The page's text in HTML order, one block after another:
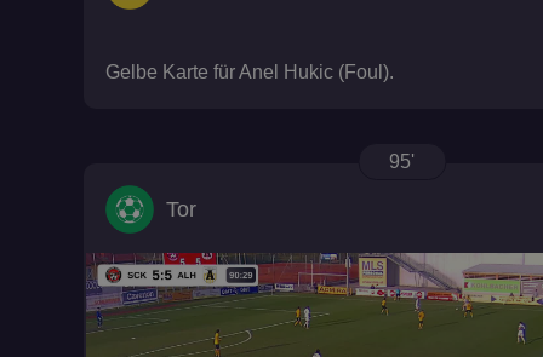
Gelbe Karte für Anel Hukic (Foul).
95'
Tor
suid